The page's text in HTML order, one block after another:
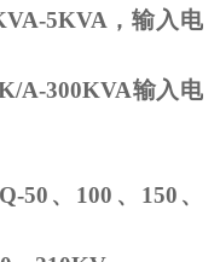
5KVA ，输入电
A-300KVA输入电
50 、 100 、 150 、